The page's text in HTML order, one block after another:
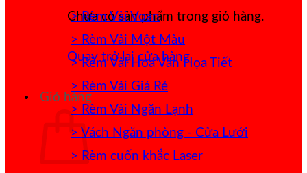
Chưa có sản phẩm trong giỏ hàng.
Quay trở lại cửa hàng
Giỏ hàng
> Rèm Vải Voan
> Rèm Vải Một Màu
> Rèm Vải Hoa Văn Họa Tiết
> Rèm Vải Giá Rẻ
> Rèm Vải Ngăn Lạnh
> Vách Ngăn phòng - Cửa Lưới
> Rèm cuốn khắc Laser